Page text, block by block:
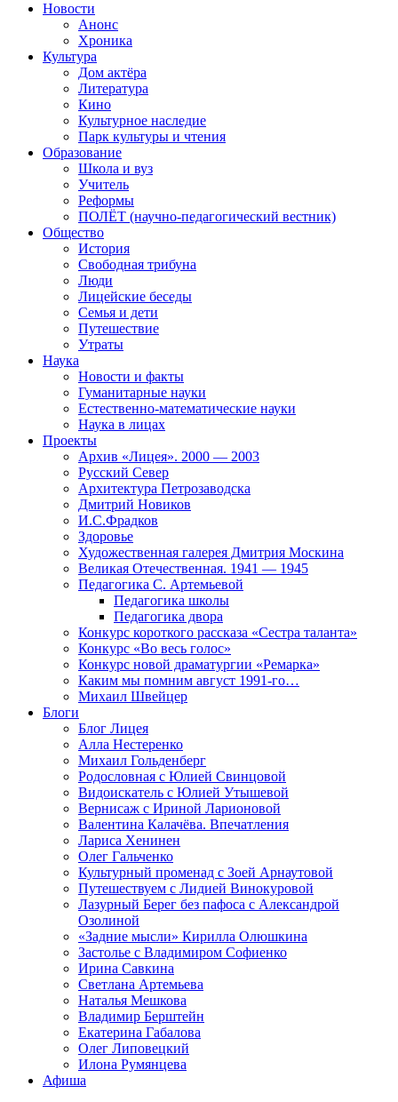
Новости
Анонс
Хроника
Культура
Дом актёра
Литература
Кино
Культурное наследие
Парк культуры и чтения
Образование
Школа и вуз
Учитель
Реформы
ПОЛЁТ (научно-педагогический вестник)
Общество
История
Свободная трибуна
Люди
Лицейские беседы
Семья и дети
Путешествие
Утраты
Наука
Новости и факты
Гуманитарные науки
Естественно-математические науки
Наука в лицах
Проекты
Архив «Лицея». 2000 — 2003
Русский Север
Архитектура Петрозаводска
Дмитрий Новиков
И.С.Фрадков
Здоровье
Художественная галерея Дмитрия Москина
Великая Отечественная. 1941 — 1945
Педагогика С. Артемьевой
Педагогика школы
Педагогика двора
Конкурс короткого рассказа «Сестра таланта»
Конкурс «Во весь голос»
Конкурс новой драматургии «Ремарка»
Каким мы помним август 1991-го…
Михаил Швейцер
Блоги
Блог Лицея
Алла Нестеренко
Михаил Гольденберг
Родословная с Юлией Свинцовой
Видоискатель с Юлией Утышевой
Вернисаж с Ириной Ларионовой
Валентина Калачёва. Впечатления
Лариса Хенинен
Олег Гальченко
Культурный променад с Зоей Арнаутовой
Путешествуем с Лидией Винокуровой
Лазурный Берег без пафоса с Александрой
Озолиной
«Задние мысли» Кирилла Олюшкина
Застолье с Владимиром Софиенко
Ирина Савкина
Светлана Артемьева
Наталья Мешкова
Владимир Берштейн
Екатерина Габалова
Олег Липовецкий
Илона Румянцева
Афиша